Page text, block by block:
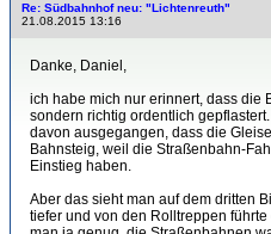
Re: Südbahnhof neu: "Lichtenreuth"
21.08.2015 13:16
Danke, Daniel,
ich habe mich nur erinnert, dass die
sondern richtig ordentlich
davon ausgegangen, dass die
Bahnsteig, weil die Straßenbahn-
Einstieg haben.
Aber das sieht man auf dem dritten
tiefer und von den Rolltreppen